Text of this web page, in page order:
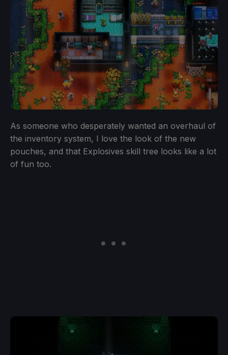
As someone who desperately wanted an overhaul of
the inventory system, I love the look of the new
pouches, and that Explosives skill tree looks like a lot
of fun too.